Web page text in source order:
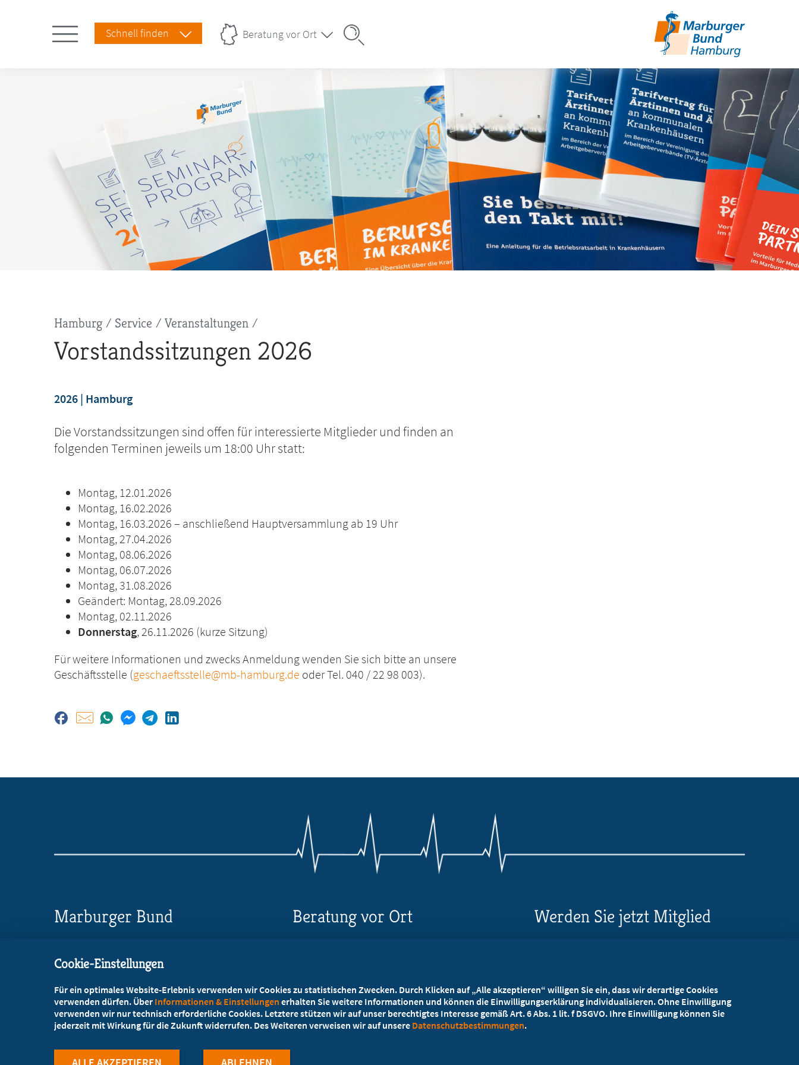
Schnell finden Beratung vor Ort
Pfadnavigation
Hamburg Service Veranstaltungen
Vorstandssitzungen 2026
2026 Hamburg
Die Vorstandssitzungen sind offen für interessierte Mitglieder und finden an
folgenden Terminen jeweils um 18:00 Uhr statt:
Montag, 12.01.2026
Montag, 16.02.2026
Montag, 16.03.2026 – anschließend Hauptversammlung ab 19 Uhr
Montag, 27.04.2026
Montag, 08.06.2026
Montag, 06.07.2026
Montag, 31.08.2026
Geändert: Montag, 28.09.2026
Montag, 02.11.2026
Donnerstag, 26.11.2026 (kurze Sitzung)
Für weitere Informationen und zwecks Anmeldung wenden Sie sich bitte an unsere
Geschäftsstelle (geschaeftsstelle@mb-hamburg.de oder Tel. 040 / 22 98 003).
Marburger Bund
Osterbekstr. 90c, 22083 Hamburg
+49 40 2298003
+49 40 2279428
Beratung vor Ort Werden Sie jetzt Mitglied
Kostenlos für Studierende
Cookie-Einstellungen
Für ein optimales Website-Erlebnis verwenden wir Cookies zu statistischen Zwecken. Durch Klicken auf „Alle akzeptieren“ willigen Sie ein, dass wir derartige Cookies
verwenden dürfen. Über Informationen & Einstellungen erhalten Sie weitere Informationen und können die Einwilligungserklärung individualisieren. Ohne Einwilligung
verwenden wir nur technisch erforderliche Cookies. Letztere stützen wir auf unser berechtigtes Interesse gemäß Art. 6 Abs. 1 lit. f DSGVO. Ihre Einwilligung können Sie
jederzeit mit Wirkung für die Zukunft widerrufen. Des Weiteren verweisen wir auf unsere Datenschutzbestimmungen.